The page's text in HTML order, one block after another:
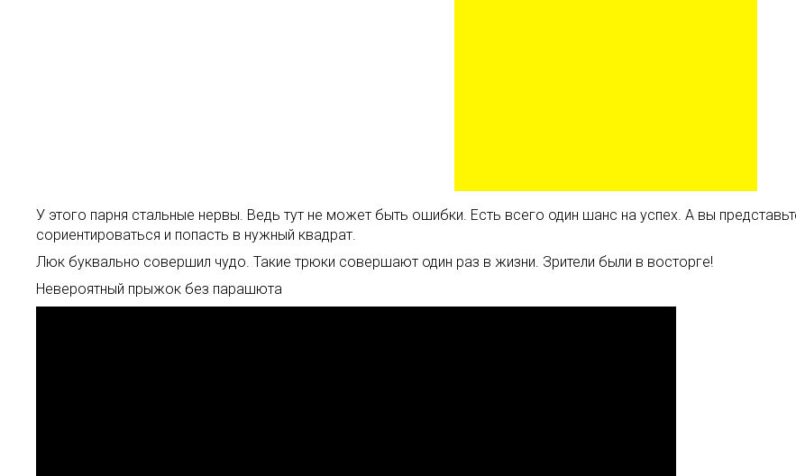
У этого парня стальные нервы. Ведь тут не может быть ошибки. Есть всего один шанс на успех. А вы
сориентироваться и попасть в нужный квадрат.
Люк буквально совершил чудо. Такие трюки совершают один раз в жизни. Зрители были в восторге!
Невероятный прыжок без парашюта